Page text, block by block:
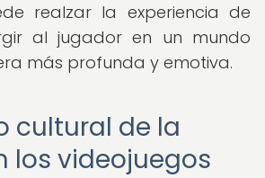
realzar la experiencia de
al jugador en un mundo
más profunda y emotiva.
cultural de la
los videojuegos